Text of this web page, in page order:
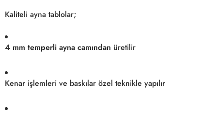
Kaliteli ayna tablolar;
4 mm temperli ayna camından üretilir
Kenar işlemleri ve baskılar özel teknikle yapılır